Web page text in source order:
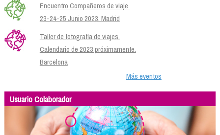
Encuentro Compañeros de viaje.
23-24-25 Junio 2023. Madrid
Taller de fotografía de viajes.
Calendario de 2023 próximamente.
Barcelona
Más eventos
Usuario Colaborador